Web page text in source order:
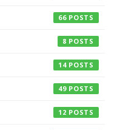
66
8
14
49
12